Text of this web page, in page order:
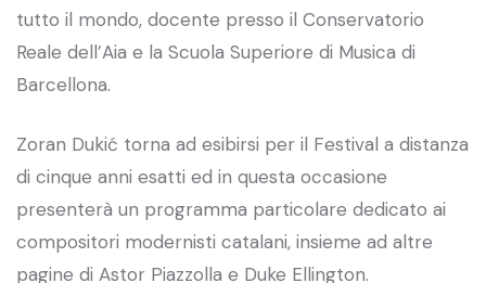
tutto il mondo, docente presso il Conservatorio
Reale dell’Aia e la Scuola Superiore di Musica di
Barcellona.
Zoran Dukić torna ad esibirsi per il Festival a distanza
di cinque anni esatti ed in questa occasione
presenterà un programma particolare dedicato ai
compositori modernisti catalani, insieme ad altre
pagine di Astor Piazzolla e Duke Ellington.